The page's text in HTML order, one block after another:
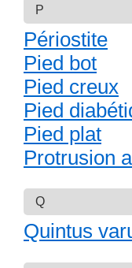
P
Périostite
Pied bot
Pied creux
Pied
Pied plat
Protrusion
Q
Quintus